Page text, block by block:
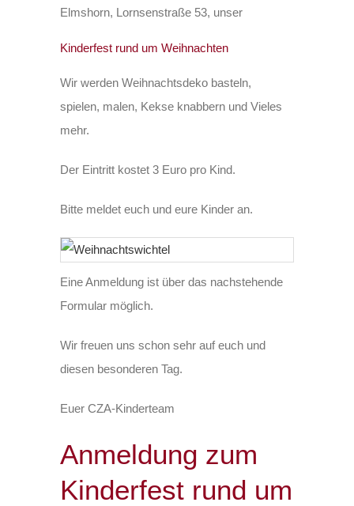
Elmshorn, Lornsenstraße 53, unser
Kinderfest rund um Weihnachten
Wir werden Weihnachtsdeko basteln,
spielen, malen, Kekse knabbern und Vieles
mehr.
Der Eintritt kostet 3 Euro pro Kind.
Bitte meldet euch und eure Kinder an.
Eine Anmeldung ist über das nachstehende
Formular möglich.
Wir freuen uns schon sehr auf euch und
diesen besonderen Tag.
Euer CZA-Kinderteam
Anmeldung zum
Kinderfest rund um